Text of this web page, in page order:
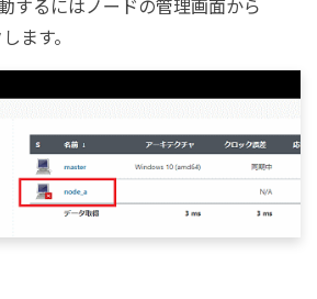
するにはノードの管理画面から
ます。